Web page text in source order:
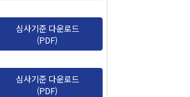
심사기준 다운로드
(PDF)
심사기준 다운로드
(PDF)